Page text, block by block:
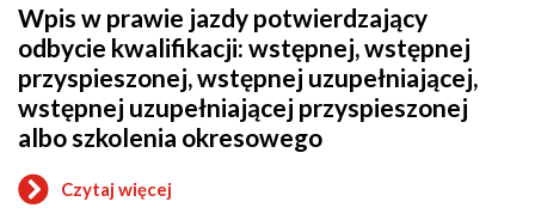
prawa
jazdy
lub
przywrócenie
cofniętego
uprawnienia
na
nieprzekraczający
1
Wpis w prawie jazdy potwierdzający
odbycie kwalifikacji: wstępnej, wstępnej
przyspieszonej, wstępnej uzupełniającej,
wstępnej uzupełniającej przyspieszonej
albo szkolenia okresowego
Czytaj więcej
o